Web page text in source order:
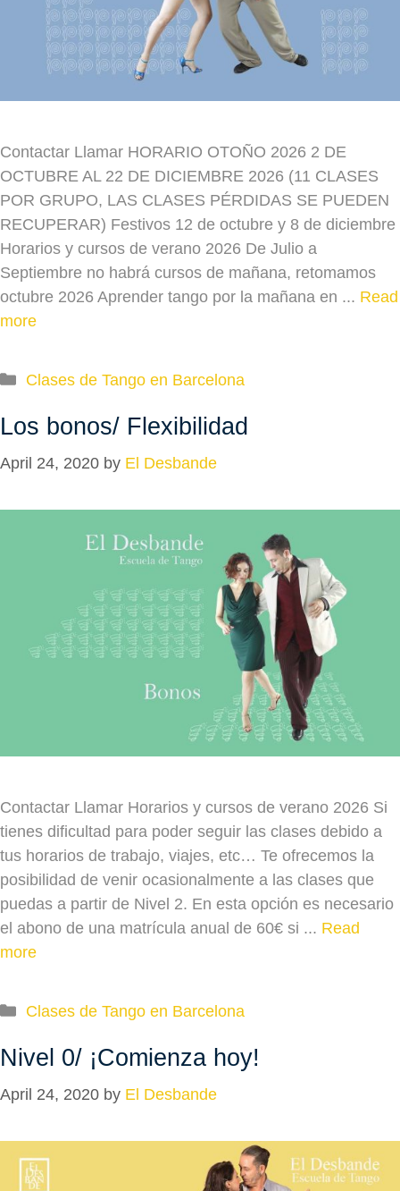
Contactar Llamar HORARIO OTOÑO 2026 2 DE
OCTUBRE AL 22 DE DICIEMBRE 2026 (11 CLASES
POR GRUPO, LAS CLASES PÉRDIDAS SE PUEDEN
RECUPERAR) Festivos 12 de octubre y 8 de diciembre
Horarios y cursos de verano 2026 De Julio a
Septiembre no habrá cursos de mañana, retomamos
octubre 2026 Aprender tango por la mañana en ... Read
more
Categories
Clases de Tango en Barcelona
Los bonos/ Flexibilidad
April 24, 2020 by El Desbande
Contactar Llamar Horarios y cursos de verano 2026 Si
tienes dificultad para poder seguir las clases debido a
tus horarios de trabajo, viajes, etc… Te ofrecemos la
posibilidad de venir ocasionalmente a las clases que
puedas a partir de Nivel 2. En esta opción es necesario
el abono de una matrícula anual de 60€ si ... Read
more
Categories
Clases de Tango en Barcelona
Nivel 0/ ¡Comienza hoy!
April 24, 2020 by El Desbande